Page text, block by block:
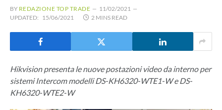
BY REDAZIONE TOP TRADE
11/02/2021
UPDATED: 15/06/2021 2 MINS READ
Hikvision presenta le nuove postazioni video da interno per
sistemi Intercom modelli DS-KH6320-WTE1-W e DS-
KH6320-WTE2-W